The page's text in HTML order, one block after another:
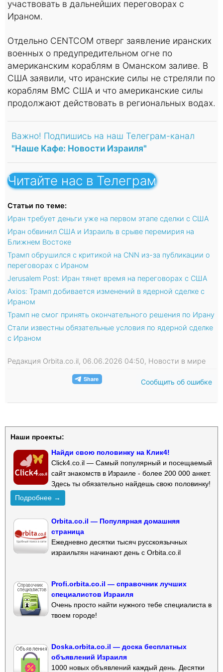
участвовать в дальнейших переговорах с
Ираном.
Отдельно CENTCOM отверг заявление иранских
военных о предупредительном огне по
американским кораблям в Оманском заливе. В
США заявили, что иранские силы не стреляли по
кораблям ВМС США и что американские силы
продолжают действовать в региональных водах.
Важно! Подпишись на наш Телеграм-канал
"Наше Кафе: Новости Израиля"
Читайте нас в Телеграм
Статьи по теме:
Иран требует деньги уже на первом этапе сделки с США
Иран обвинил США и Израиль в срыве перемирия на
Ближнем Востоке
Трамп обрушился с критикой на CNN из-за публикации о
переговорах с Ираном
Jerusalem Post: Иран тянет время на переговорах с США
Axios: Трамп добивается изменений в ядерной сделке с
Ираном
Трамп не смог принять окончательного решения по Ирану
Стали известны обязательные условия по ядерной сделке
с Ираном
Редакция Orbita.co.il, 06.06.2026 04:50, Новости в мире
Сообщить об ошибке
Наши проекты:
Найди свою половинку на Клик4!
Click4.co.il — Самый популярный и посещаемый
сайт знакомств в Израиле - более 200 000 анкет.
Здесь ты обязательно найдешь свою половинку!
Подробнее →
Orbita.co.il — Популярная домашняя
страница
Ежедневно десятки тысяч русскоязычных
израильтян начинают день с Orbita.co.il
Profi.orbita.co.il — справочник лучших
специалистов Израиля
Очень просто найти нужного тебе специалиста в
твоем городе!
Doska.orbita.co.il — доска бесплатных
объявлений Израиля
1000 новых объявлений каждый день. Десятки